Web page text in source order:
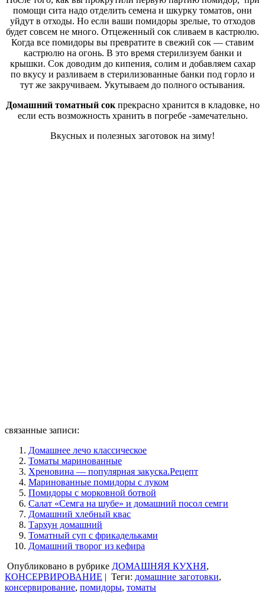
помощи сита надо отделить семена и шкурку томатов, они
уйдут в отходы. Но если ваши помидоры зрелые, то отходов
будет совсем не много. Отцеженный сок сливаем в кастрюлю.
Когда все помидоры вы превратите в свежий сок — ставим
кастрюлю на огонь. В это время стерилизуем банки и
крышки. Сок доводим до кипения, солим и добавляем сахар
по вкусу и разливаем в стерилизованные банки под горло и
тут же закручиваем. Укутываем до полного остывания.
Домашний томатный сокпрекрасно хранится в кладовке, но
если есть возможность хранить в погребе -замечательно.
Вкусных и полезных заготовок на зиму!
связанные записи:
Домашнее лечо классическое
Томаты маринованные
Хреновина — популярная закуска.Рецепт
Маринованные помидоры с луком
Помидоры с морковной ботвой
Салат «Семга на шубе» и домашний посол семги
Домашний хлебный квас
Тархун домашний
Томатный суп с фрикадельками
Домашний творог из кефира
Опубликовано в рубрике ДОМАШНЯЯ КУХНЯ,
КОНСЕРВИРОВАНИЕ | Теги: домашние заготовки,
консервирование, помидоры, томаты